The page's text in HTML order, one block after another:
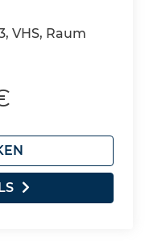
VHS, Raum